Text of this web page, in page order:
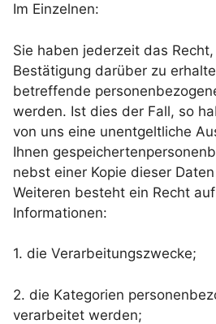
Im Einzelnen:
Sie haben jederzeit das
Bestätigung darüber zu
betreffende
werden. Ist dies der Fall, so
von uns eine unentgeltliche
Ihnen
nebst einer Kopie dieser
Weiteren besteht ein Recht
Informationen:
1. die Verarbeitungszwecke;
2. die Kategorien
verarbeitet werden;